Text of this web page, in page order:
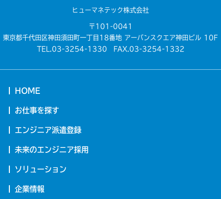
ヒューマネテック株式会社
〒101-0041
東京都千代田区神田須田町一丁目18番地 アーバンスクエア神田ビル 10F
TEL.03-3254-1330 FAX.03-3254-1332
HOME
お仕事を探す
エンジニア派遣登録
未来のエンジニア採用
ソリューション
企業情報